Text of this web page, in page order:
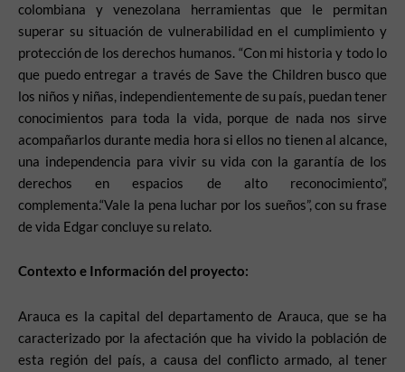
colombiana y venezolana herramientas que le permitan
superar su situación de vulnerabilidad en el cumplimiento y
protección de los derechos humanos. “Con mi historia y todo lo
que puedo entregar a través de Save the Children busco que
los niños y niñas, independientemente de su país, puedan tener
conocimientos para toda la vida, porque de nada nos sirve
acompañarlos durante media hora si ellos no tienen al alcance,
una independencia para vivir su vida con la garantía de los
derechos en espacios de alto reconocimiento”,
complementa.“Vale la pena luchar por los sueños”, con su frase
de vida Edgar concluye su relato.
Contexto e Información del proyecto:
Arauca es la capital del departamento de Arauca, que se ha
caracterizado por la afectación que ha vivido la población de
esta región del país, a causa del conflicto armado, al tener